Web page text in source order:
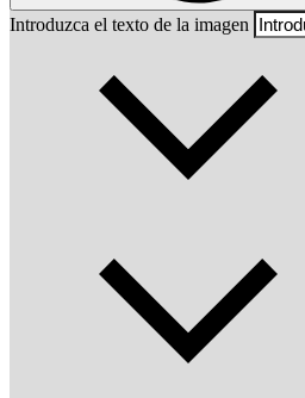
Introduzca el texto de la imagen